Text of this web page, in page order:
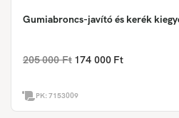
Gumiabroncs-javító és kerék
205 000 Ft 174 000 Ft
PK:7153009